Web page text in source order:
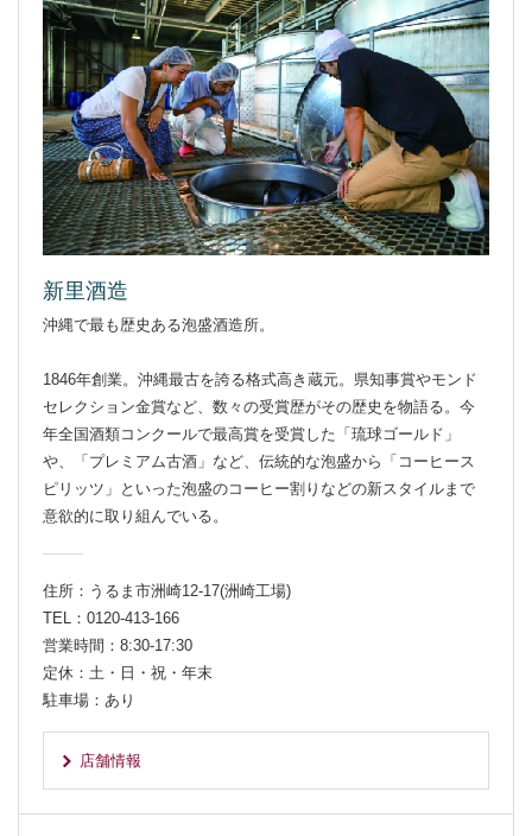
新里酒造
沖縄で最も歴史ある泡盛酒造所。
1846年創業。沖縄最古を誇る格式高き蔵元。県知事賞やモンド
セレクション金賞など、数々の受賞歴がその歴史を物語る。今
年全国酒類コンクールで最高賞を受賞した「琉球ゴールド」
や、「プレミアム古酒」など、伝統的な泡盛から「コーヒース
ピリッツ」といった泡盛のコーヒー割りなどの新スタイルまで
意欲的に取り組んでいる。
住所：うるま市洲崎12-17(洲崎工場)
TEL：0120-413-166
営業時間：8:30-17:30
定休：土・日・祝・年末
駐車場：あり
店舗情報